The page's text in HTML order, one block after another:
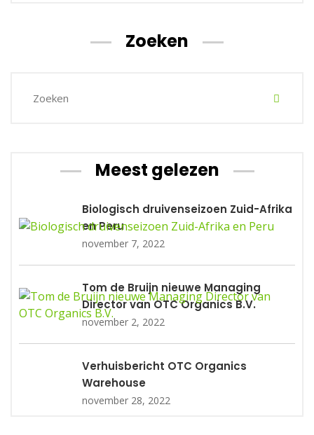
Zoeken
Meest gelezen
Biologisch druivenseizoen Zuid-Afrika
en Peru
november 7, 2022
Tom de Bruijn nieuwe Managing
Director van OTC Organics B.V.
november 2, 2022
Verhuisbericht OTC Organics
Warehouse
november 28, 2022